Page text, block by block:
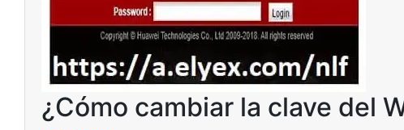
¿Cómo cambiar la clave del